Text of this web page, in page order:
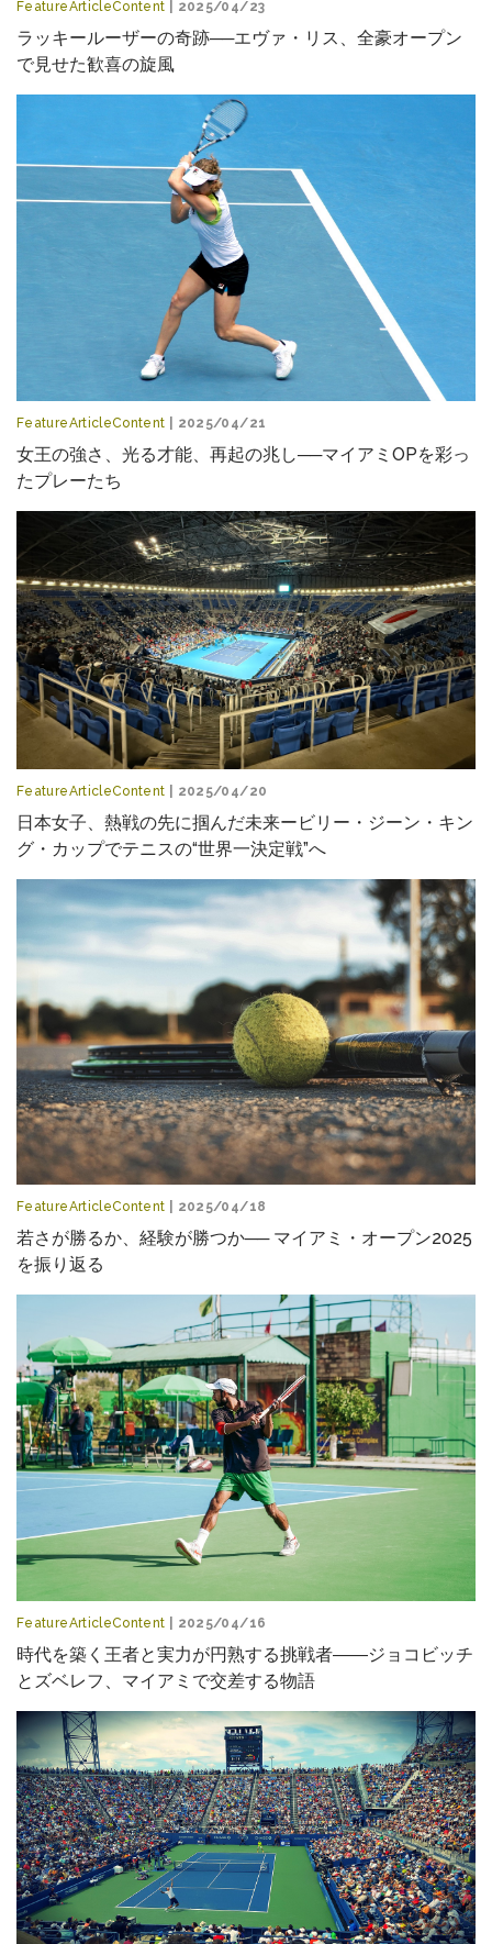
FeatureArticleContent | 2025/04/23
ラッキールーザーの奇跡──エヴァ・リス、全豪オープン
で見せた歓喜の旋風
FeatureArticleContent | 2025/04/21
女王の強さ、光る才能、再起の兆し──マイアミOPを彩っ
たプレーたち
FeatureArticleContent | 2025/04/20
日本女子、熱戦の先に掴んだ未来ービリー・ジーン・キン
グ・カップでテニスの“世界一決定戦”へ
FeatureArticleContent | 2025/04/18
若さが勝るか、経験が勝つか── マイアミ・オープン2025
を振り返る
FeatureArticleContent | 2025/04/16
時代を築く王者と実力が円熟する挑戦者――ジョコビッチ
とズベレフ、マイアミで交差する物語